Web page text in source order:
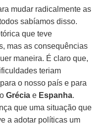
mudar radicalmente as
sabíamos disso.
que teve
mas as consequências
maneira. É claro que,
teriam
o nosso país e para
Grécia e Espanha.
que uma situação que
a adotar políticas um